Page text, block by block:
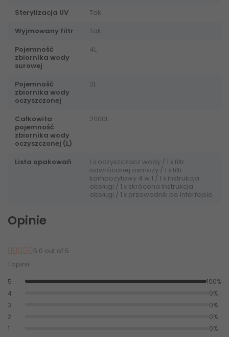
Sterylizacja UV
Tak
Wyjmowany filtr
Tak
Pojemność
zbiornika wody
surowej
4L
Pojemność
zbiornika wody
oczyszczonej
2L
Całkowita
pojemność
zbiornika wody
oczyszczonej (L)
2000L
Lista opakowań
1 x oczyszczacz wody / 1 x filtr
odwróconej osmozy / 1 x filtr
kompozytowy 4 w 1 / 1 x instrukcja
obsługi / 1 x skrócona instrukcja
obsługi / 1 x przewodnik po interfejsie
Opinie
5.0 out of 5
1 opinii
5
100%
4
0%
3
0%
2
0%
1
0%